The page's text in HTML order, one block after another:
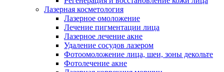
Лазерная косметология
Лазерное омоложение
Лечение пигментации лица
Лазерное лечение акне
Удаление сосудов лазером
Фотоомоложение лица, шеи, зоны декольте
Фотолечение акне